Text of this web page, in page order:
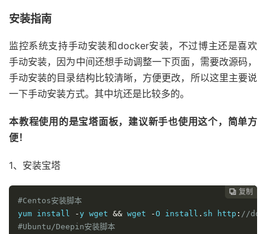
安装指南
监控系统支持手动安装和docker安装，不过博主还是喜欢
手动安装，因为中间还想手动调整一下页面，需要改源码，
手动安装的目录结构比较清晰，方便更改，所以这里主要说
一下手动安装方式。其中坑还是比较多的。
本教程使用的是宝塔面板，建议新手也使用这个，简单方
便！
1、安装宝塔
 复制
 复制
 复制
 复制
 复制
 复制
 复制
 复制
#Centos安装脚本
yum install -y wget && wget -O install . sh http : //
#Ubuntu/Deepin安装脚本